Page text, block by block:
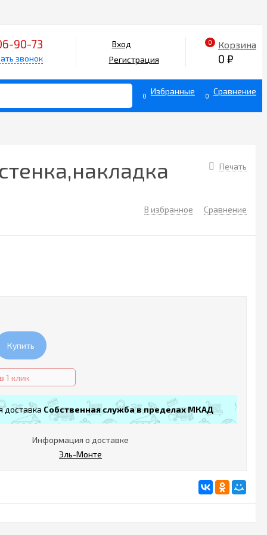
90-73
звонок
Вход
Регистрация
0 Корзина
0 ₽
0 Избранные 0 Сравнение
Печать
В избранное Сравнение
Купить
1 клик
доставка Собственная служба в пределах МКАД
Информация о доставке
Эль-Монте